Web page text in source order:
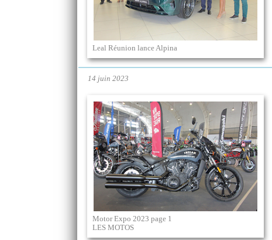
Leal Réunion lance Alpina
14 juin 2023
Motor Expo 2023 page 1
LES MOTOS